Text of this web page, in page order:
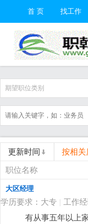
首 页 找工作
期望职位类别
更新时间 按相关
职位名称
大区经理
学历要求：大专 | 工作
有从事五年以上